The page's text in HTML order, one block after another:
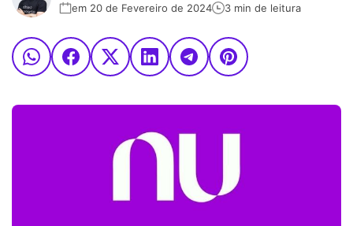
em 20 de Fevereiro de 2024 3 min de leitura